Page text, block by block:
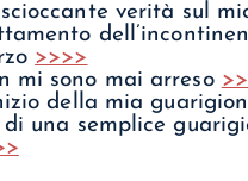
verità sul
>>>>
mi sono mai arreso
della mia
di una semplice